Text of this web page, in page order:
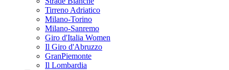
Tirreno Adriatico
Milano-Torino
Milano-Sanremo
Giro d'Italia Women
Il Giro d'Abruzzo
GranPiemonte
Il Lombardia